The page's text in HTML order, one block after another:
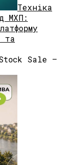
Техніка
МХП:
та
Stock Sale —